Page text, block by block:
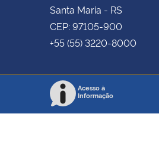
Santa Maria - RS
CEP: 97105-900
+55 (55) 3220-8000
Acesso à
Informação